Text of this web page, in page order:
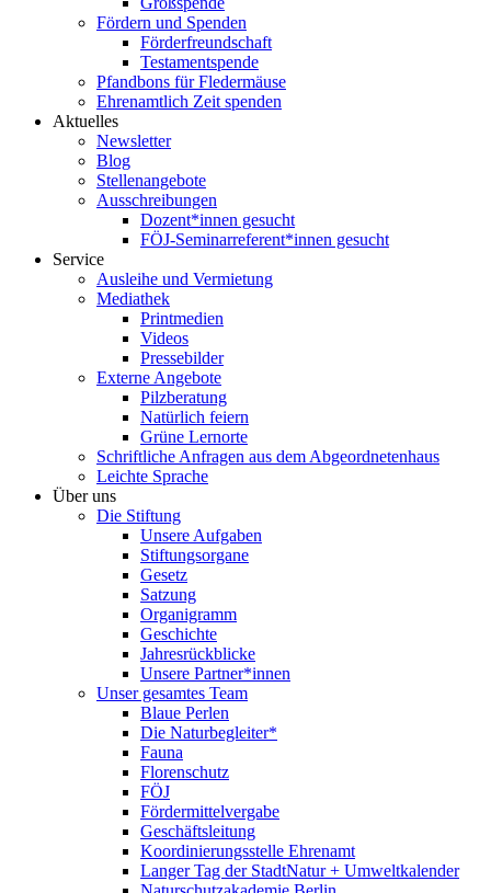
Fördern und Spenden
Förderfreundschaft
Testamentspende
Pfandbons für Fledermäuse
Ehrenamtlich Zeit spenden
Aktuelles
Newsletter
Blog
Stellenangebote
Ausschreibungen
Dozent*innen gesucht
FÖJ-Seminarreferent*innen gesucht
Service
Ausleihe und Vermietung
Mediathek
Printmedien
Videos
Pressebilder
Externe Angebote
Pilzberatung
Natürlich feiern
Grüne Lernorte
Schriftliche Anfragen aus dem Abgeordnetenhaus
Leichte Sprache
Über uns
Die Stiftung
Unsere Aufgaben
Stiftungsorgane
Gesetz
Satzung
Organigramm
Geschichte
Jahresrückblicke
Unsere Partner*innen
Unser gesamtes Team
Blaue Perlen
Die Naturbegleiter*
Fauna
Florenschutz
FÖJ
Fördermittelvergabe
Geschäftsleitung
Koordinierungsstelle Ehrenamt
Langer Tag der StadtNatur + Umweltkalender